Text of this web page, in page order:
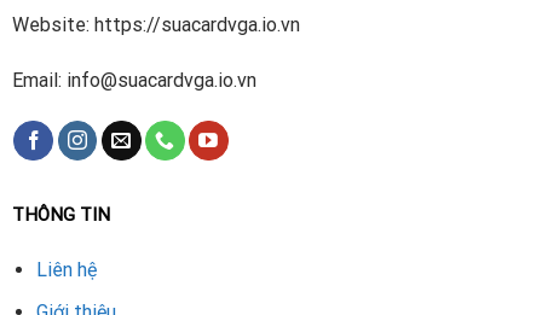
Lắp đặt vỏ mới, căn chỉnh các chi tiết để quạt và khe
card hoạt động ổn định.
Chọn vỏ thay thế chính hãng hoặc tương thích tốt với
Website: https://suacardvga.io.vn
Email: info@suacardvga.io.vn
THÔNG TIN
Liên hệ